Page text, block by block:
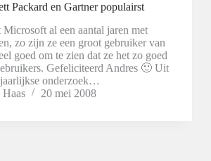
Packard en Gartner populairst
al een aantal jaren met
zo zijn ze een groot gebruiker van
goed om te zien dat ze het zo goed
Gefeliciteerd Andres 🙂 Uit
jaarlijkse onderzoek…
Haas
20 mei 2008